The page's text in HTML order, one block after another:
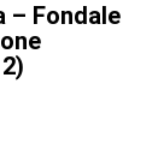
– Fondale